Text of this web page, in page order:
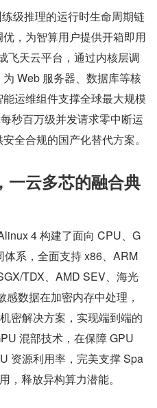
级推理的运行时生命周期链
，为智算用户提供开箱即用
飞天云平台，通过内核层调
Web 服务器、数据库等核
运维组件支撑全球最大规模
秒百万级并发请求零中断运
全合规的国产化替代方案。
一云多芯的融合典
4 构建了面向 CPU、G
系，全面支持 x86、ARM
TDX、AMD SEV、海光
数据在加密内存中处理，
密解决方案，实现端到端的
混部技术，在保障 GPU
资源利用率，完美支撑 Spa
，释放异构算力潜能。